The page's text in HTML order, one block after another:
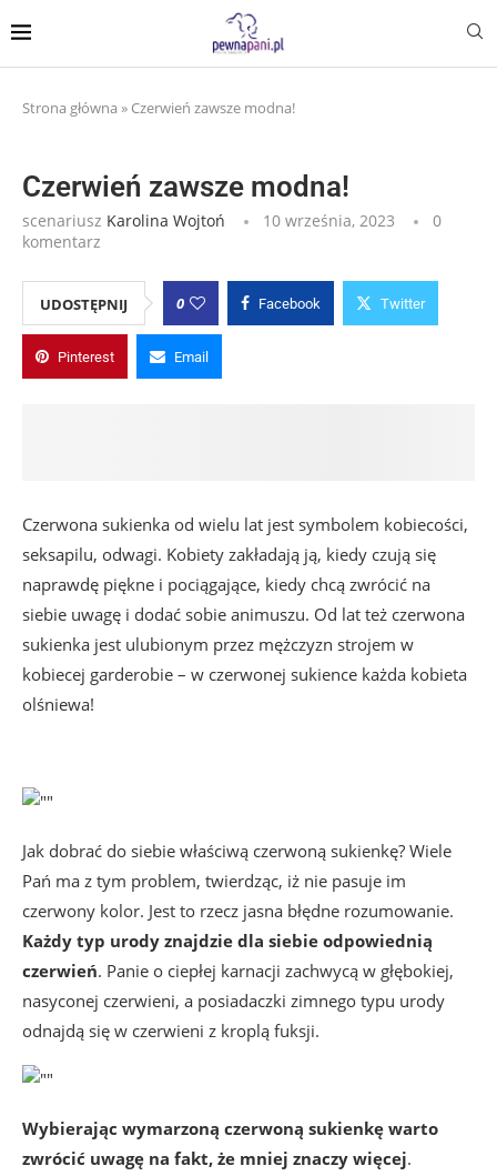
Strona główna » Czerwień zawsze modna!
Czerwień zawsze modna!
scenariusz Karolina Wojtoń 10 września, 2023
0
komentarz
UDOSTĘPNIJ 0 Facebook Twitter
Pinterest Email
Czerwona sukienka od wielu lat jest symbolem kobiecości,
seksapilu, odwagi. Kobiety zakładają ją, kiedy czują się
naprawdę piękne i pociągające, kiedy chcą zwrócić na
siebie uwagę i dodać sobie animuszu. Od lat też czerwona
sukienka jest ulubionym przez mężczyzn strojem w
kobiecej garderobie – w czerwonej sukience każda kobieta
olśniewa!
Jak dobrać do siebie właściwą czerwoną sukienkę? Wiele
Pań ma z tym problem, twierdząc, iż nie pasuje im
czerwony kolor. Jest to rzecz jasna błędne rozumowanie.
Każdy typ urody znajdzie dla siebie odpowiednią
czerwień. Panie o ciepłej karnacji zachwycą w głębokiej,
nasyconej czerwieni, a posiadaczki zimnego typu urody
odnajdą się w czerwieni z kroplą fuksji.
Wybierając wymarzoną czerwoną sukienkę warto
zwrócić uwagę na fakt, że mniej znaczy więcej.